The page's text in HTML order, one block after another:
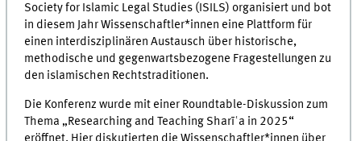
Society for Islamic Legal Studies (ISILS) organisiert und bot
in diesem Jahr Wissenschaftler*innen eine Plattform für
einen interdisziplinären Austausch über historische,
methodische und gegenwartsbezogene Fragestellungen zu
den islamischen Rechtstraditionen.
Die Konferenz wurde mit einer Roundtable-Diskussion zum
Thema „Researching and Teaching Sharīʿa in 2025“